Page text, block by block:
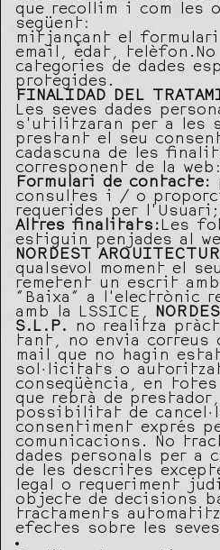
que recollim i com les
següent:
mitjançant el
email, edat,
categories de dades
protegides.
FINALIDAD DEL
Les seves dades
s’utilitzaran per a les
prestant el seu
cadascuna de les
corresponent de la web:
Formulari de contacte:
consultes i / o
requerides per l’Usuari;
Altres finalitats: Les
estiguin penjades al
NORDEST
qualsevol moment el
remetent un escrit amb
“Baixa” a l’electrònic
amb la LSSICE,
S.L.P.
no realitza
tant, no envia correus
mail que no hagin
sol·licitats o
conseqüència, en
que rebrà de
possibilitat de
consentiment exprés
comunicacions. No
dades personals per a
de les descrites
legal o requeriment
objecte de decisions
tractaments
efectes sobre les